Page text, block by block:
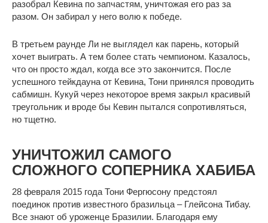
разобрал Кевина по запчастям, уничтожая его раз за
разом. Он забирал у него волю к победе.
В третьем раунде Ли не выглядел как парень, который
хочет выиграть. А тем более стать чемпионом. Казалось,
что он просто ждал, когда все это закончится. После
успешного тейкдауна от Кевина, Тони принялся проводить
сабмишн. Кукуй через некоторое время закрыл красивый
треугольник и вроде бы Кевин пытался сопротивляться,
но тщетно.
УНИЧТОЖИЛ САМОГО
СЛОЖНОГО СОПЕРНИКА ХАБИБА
28 февраля 2015 года Тони Фергюсону предстоял
поединок против известного бразильца – Глейсона Тибау.
Все знают об уроженце Бразилии. Благодаря ему